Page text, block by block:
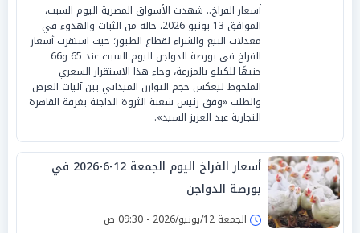
أسعار الفراخ.. شهدت الأسواق المصرية اليوم السبت،
الموافق 13 يونيو 2026، حالة من الثبات والهدوء في
معدلات البيع والشراء لقطاع الطيور؛ حيث استقرت أسعار
الفراخ في بورصة الدواجن اليوم السبت عند 65 و66
جنيهًا للكيلو بالمزرعة، وجاء هذا الاستقرار السعري
الملحوظ ليعكس حجم التوازن الميداني بين آليات العرض
والطلب «وفق رئيس شعبة الثروة الداجنة بغرفة القاهرة
التجارية عبد العزيز السيد».
أسعار الفراخ اليوم الجمعة 12-6-2026 في
بورصة الدواجن
الجمعة 12/يونيو/2026 - 09:30 ص